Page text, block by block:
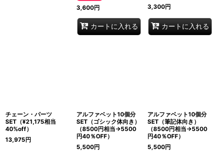
3,600円
カートに入れる
3,300円
カートに入れる
チェーン・パーツ
SET（¥21,175相当
40%off）
13,975円
アルファベット10個分
SET（ゴシック体向き）
（8500円相当→5500
円40％OFF）
5,500円
アルファベット10個分
SET（筆記体向き）
（8500円相当→5500
円40％OFF）
5,500円